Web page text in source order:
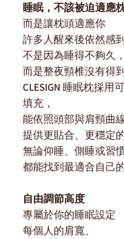
睡眠，不該被迫適應
而是讓枕頭適應你
許多人醒來後依然感
不是因為睡得不夠久，
而是整夜頸椎沒有得
CLESIGN 睡眠枕採用
填充，
能依照頭部與肩頸曲
提供更貼合、更穩定
無論仰睡、側睡或習
都能找到最適合自己的
自由調節高度
專屬於你的睡眠設定
每個人的肩寬、